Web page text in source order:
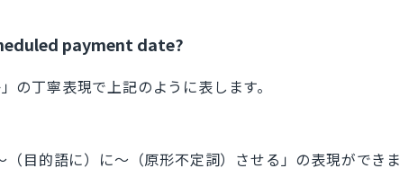
payment date?
の丁寧表現で上記のように表します。
目的語に）に～（原形不定詞）させる」の表現ができま